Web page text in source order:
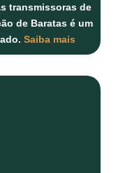
transmissoras de
de Baratas é um
Saiba mais